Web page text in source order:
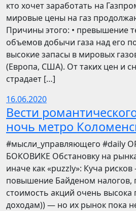
кто хочет заработать на
мировые цены на газ
Причины этого: • превышение
объемов добычи газа над его
высокие запасы в мировых
(Европа, США). От таких цен и
страдает […]
16.06.2020
Вести
ночь метро
​​#мысли_управляющего #daily
БОКОВИКЕ Обстановку на
иначе как «puzzly»: Куча
повышение Байденом налогов,
стоимость акций очень
доходам)) — но их рынок пока